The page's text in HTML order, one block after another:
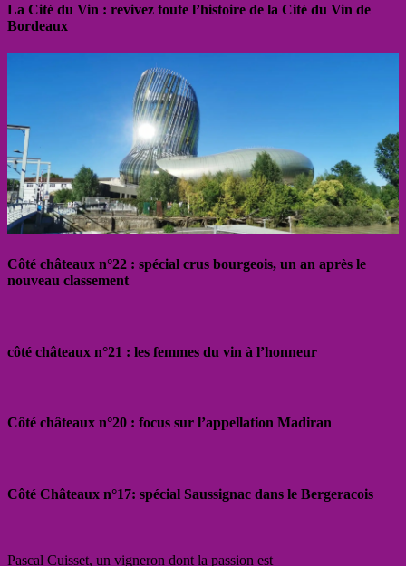
La Cité du Vin : revivez toute l’histoire de la Cité du Vin de
Bordeaux
Côté châteaux n°22 : spécial crus bourgeois, un an après le
nouveau classement
côté châteaux n°21 : les femmes du vin à l’honneur
Côté châteaux n°20 : focus sur l’appellation Madiran
Côté Châteaux n°17: spécial Saussignac dans le Bergeracois
Pascal Cuisset, un vigneron dont la passion est